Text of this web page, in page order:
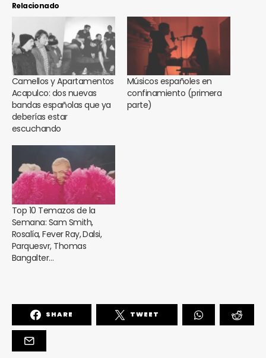
Relacionado
Camellos y Apartamentos
Acapulco: dos nuevas
bandas españolas que ya
deberías estar
escuchando
Músicos españoles en
confinamiento (primera
parte)
Top 10 Temazos de la
Semana: Sam Smith,
Rosalía, Fever Ray, Dalsi,
Parquesvr, Thomas
Bangalter…
SHARE TWEET